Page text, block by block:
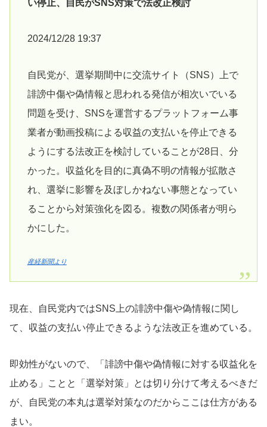
い停止、自民がSNS対策で法改正検討
2024/12/28 19:37
自民党が、選挙期間中に交流サイト（SNS）上で
誹謗中傷や偽情報と思われる発信が相次いでいる
問題を受け、SNSを運営するプラットフォーム事
業者が動画投稿による収益の支払いを停止できる
ようにする法改正を検討していることが28日、分
かった。収益化を目的に真偽不明の情報が拡散さ
れ、選挙に影響を及ぼしかねない事態となってい
ることから対策強化を図る。複数の関係者が明ら
かにした。
産経新聞より
現在、自民党内ではSNS上の誹謗中傷や偽情報に関し
て、収益の支払い停止できるような法改正を進めている。
即効性がないので、「誹謗中傷や偽情報に対する収益化を
止める」ことと「選挙対策」とは切り分けて考えるべきだ
が、自民党の本丸は選挙対策なのだからここは仕方がある
まい。